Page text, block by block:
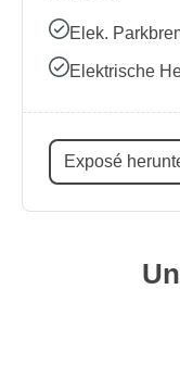
Elek.
Elektrische
Exposé